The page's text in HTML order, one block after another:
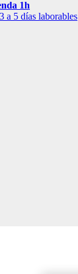
1h
a 5 días laborables